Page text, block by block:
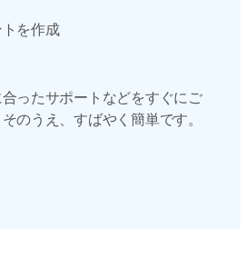
を作成
ったサポートなどをすぐにご
のうえ、すばやく簡単です。